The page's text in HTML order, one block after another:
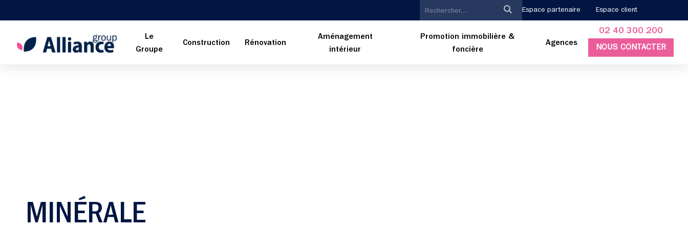
Espace partenaire Espace client
Le
Groupe
Construction Rénovation
Aménagement
intérieur
Promotion immobilière &
foncière
Agences
02 40 300 200
NOUS CONTACTER
MINÉRALE